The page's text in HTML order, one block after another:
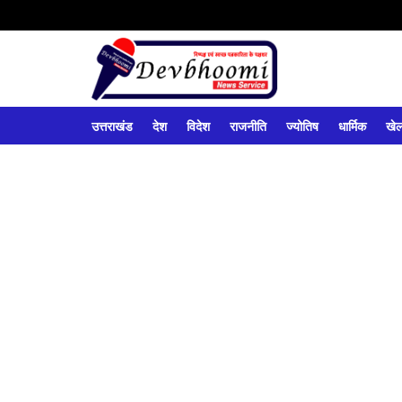
उत्तराखंड देश विदेश राजनीति ज्योतिष धार्मिक